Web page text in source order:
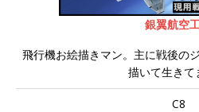
銀翼航空
飛行機お絵描きマン。主に戦後の
描いて生きて
C8